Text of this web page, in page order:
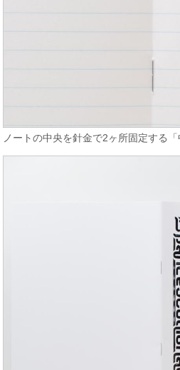
ノートの中央を針金で2ヶ所固定する「